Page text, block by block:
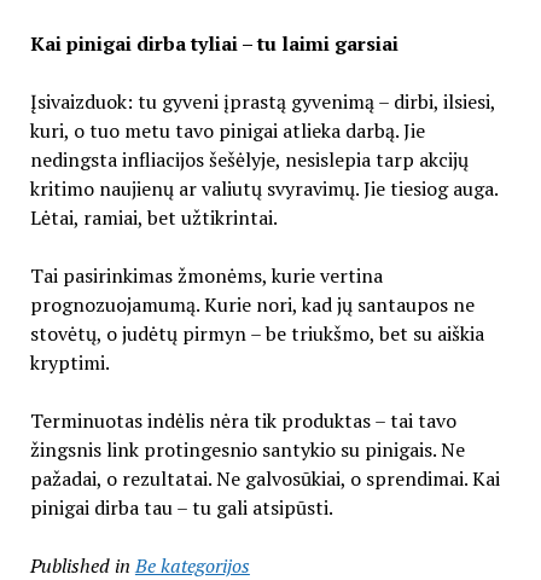
Kai pinigai dirba tyliai – tu laimi garsiai
Įsivaizduok: tu gyveni įprastą gyvenimą – dirbi, ilsiesi,
kuri, o tuo metu tavo pinigai atlieka darbą. Jie
nedingsta infliacijos šešėlyje, nesislepia tarp akcijų
kritimo naujienų ar valiutų svyravimų. Jie tiesiog auga.
Lėtai, ramiai, bet užtikrintai.
Tai pasirinkimas žmonėms, kurie vertina
prognozuojamumą. Kurie nori, kad jų santaupos ne
stovėtų, o judėtų pirmyn – be triukšmo, bet su aiškia
kryptimi.
Terminuotas indėlis nėra tik produktas – tai tavo
žingsnis link protingesnio santykio su pinigais. Ne
pažadai, o rezultatai. Ne galvosūkiai, o sprendimai. Kai
pinigai dirba tau – tu gali atsipūsti.
Published in Be kategorijos